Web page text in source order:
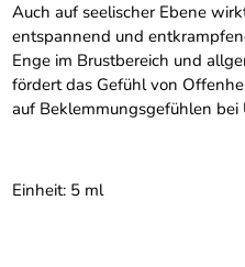
Auch auf seelischer Ebene
entspannend und
Enge im Brustbereich und
fördert das Gefühl von
auf Beklemmungsgefühlen
Einheit: 5 ml